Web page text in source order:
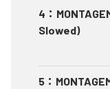
4 ：
Slowed)
5 ：